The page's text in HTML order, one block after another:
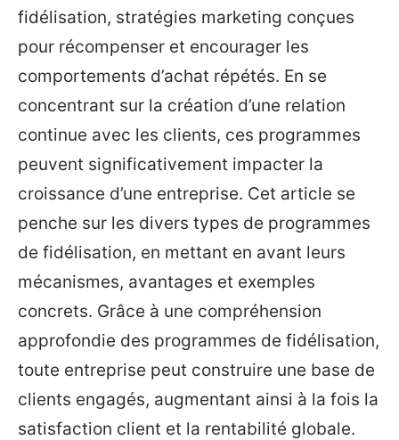
fidélisation, stratégies marketing conçues
pour récompenser et encourager les
comportements d’achat répétés. En se
concentrant sur la création d’une relation
continue avec les clients, ces programmes
peuvent significativement impacter la
croissance d’une entreprise. Cet article se
penche sur les divers types de programmes
de fidélisation, en mettant en avant leurs
mécanismes, avantages et exemples
concrets. Grâce à une compréhension
approfondie des programmes de fidélisation,
toute entreprise peut construire une base de
clients engagés, augmentant ainsi à la fois la
satisfaction client et la rentabilité globale.